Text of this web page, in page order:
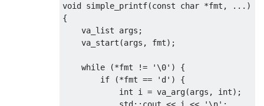
void simple_printf(const char *fmt ,
...)
{
    va_list args
;
    va_start
(args , fmt);
while (*fmt != '\0' )
{
if
(*fmt == 'd' )
{
int i = va_arg(args , int);
            std
:: cout << i << '\n' ;